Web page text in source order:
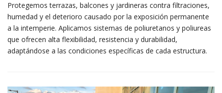
Protegemos terrazas, balcones y jardineras contra filtraciones,
humedad y el deterioro causado por la exposición permanente
a la intemperie. Aplicamos sistemas de poliuretanos y poliureas
que ofrecen alta flexibilidad, resistencia y durabilidad,
adaptándose a las condiciones específicas de cada estructura.